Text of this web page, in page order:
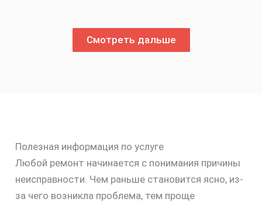
Смотреть дальше
Полезная информация по услуге
Любой ремонт начинается с понимания причины
неисправности. Чем раньше становится ясно, из-
за чего возникла проблема, тем проще